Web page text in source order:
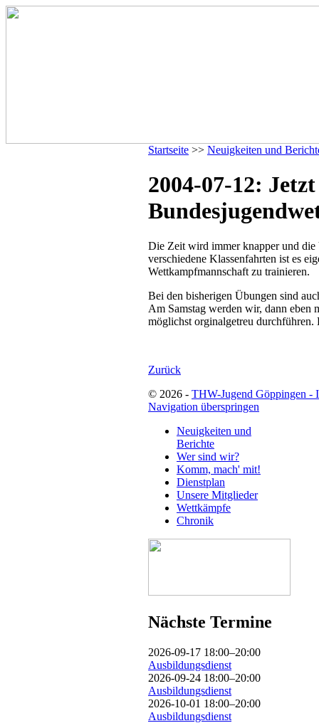
Startseite >> Neuigkeiten und
2004-07-12:
Die Zeit wird immer knapper und
verschiedene Klassenfahrten ist es
Wettkampfmannschaft zu trainieren.
Bei den bisherigen Übungen sind
Am Samstag werden wir, dann eben
möglichst orginalgetreu
Zurück
© 2026 - THW-Jugend Göppingen -
Navigation überspringen
Neuigkeiten und
Berichte
Wer sind wir?
Komm, mach' mit!
Dienstplan
Unsere Mitglieder
Wettkämpfe
Chronik
Nächste Termine
2026-09-17 18:00–20:00
Ausbildungsdienst
2026-09-24 18:00–20:00
Ausbildungsdienst
2026-10-01 18:00–20:00
Ausbildungsdienst